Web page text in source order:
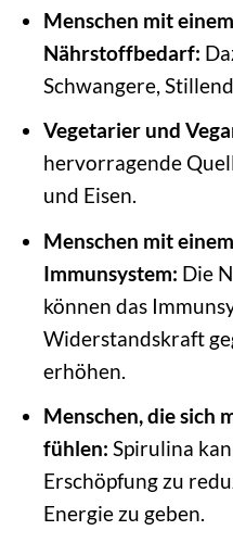
Menschen mit
Nährstoffbedarf:
Schwangere,
Vegetarier und
hervorragende
und Eisen.
Menschen mit
Immunsystem: Die
können das
Widerstandskraft
erhöhen.
Menschen, die sich
fühlen: Spirulina
Erschöpfung zu
Energie zu geben.